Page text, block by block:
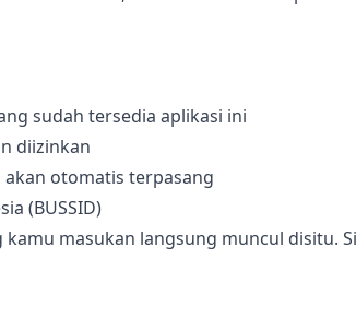
sudah tersedia aplikasi ini
diizinkan
akan otomatis terpasang
(BUSSID)
kamu masukan langsung muncul disitu.